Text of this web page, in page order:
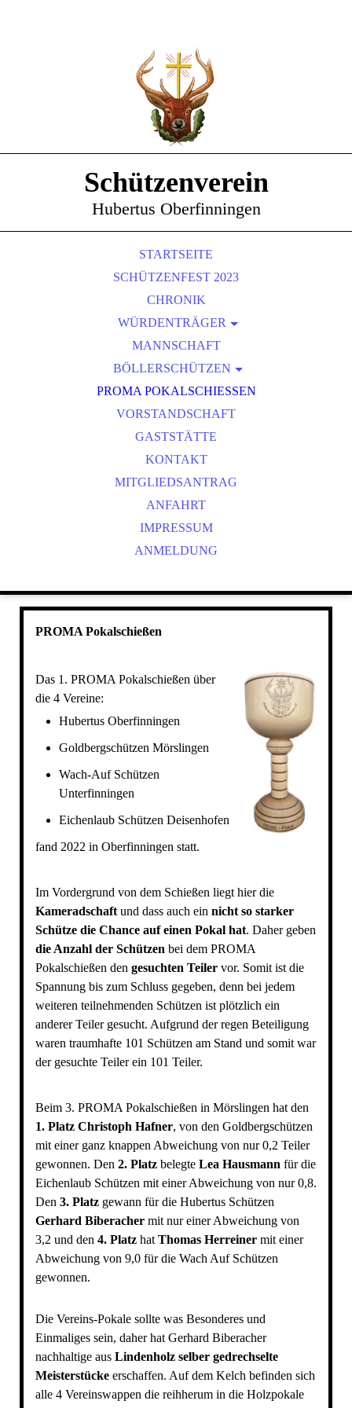
Schützenverein
Hubertus Oberfinningen
STARTSEITE
SCHÜTZENFEST 2023
CHRONIK
WÜRDENTRÄGER
SCHÜTZENKÖNIGE
VEREINSMEISTER
MANNSCHAFT
BÖLLERSCHÜTZEN
OKTOBERFEST & BÖLLERSCHIESSEN
BILDER HUBERTUSMESSE
VIDEO NEUJAHRSBÖLLERN
BILDER BÖLLER
PROMA POKALSCHIESSEN
VORSTANDSCHAFT
GASTSTÄTTE
KONTAKT
MITGLIEDSANTRAG
ANFAHRT
IMPRESSUM
ANMELDUNG
PROMA Pokalschießen
Das 1. PROMA Pokalschießen über
die 4 Vereine:
Hubertus Oberfinningen
Goldbergschützen Mörslingen
Wach-Auf Schützen
Unterfinningen
Eichenlaub Schützen Deisenhofen
fand 2022 in Oberfinningen statt.
Im Vordergrund von dem Schießen liegt hier die
Kameradschaftund dass auch ein nicht so starker
Schütze die Chance auf einen Pokal hat. Daher geben
die Anzahl der Schützen bei dem PROMA
Pokalschießen den gesuchten Teilervor. Somit ist die
Spannung bis zum Schluss gegeben, denn bei jedem
weiteren teilnehmenden Schützen ist plötzlich ein
anderer Teiler gesucht. Aufgrund der regen Beteiligung
waren traumhafte 101 Schützen am Stand und somit war
der gesuchte Teiler ein 101 Teiler.
Beim 3. PROMA Pokalschießen in Mörslingen hat den
1. Platz Christoph Hafner, von den Goldbergschützen
mit einer ganz knappen Abweichung von nur 0,2 Teiler
gewonnen. Den 2. Platzbelegte Lea Hausmann für die
Eichenlaub Schützen mit einer Abweichung von nur 0,8.
Den 3. Platzgewann für die Hubertus Schützen
Gerhard Biberachermit nur einer Abweichung von
3,2 und den 4. Platzhat Thomas Herreinermit einer
Abweichung von 9,0 für die Wach Auf Schützen
gewonnen.
Die Vereins-Pokale sollte was Besonderes und
Einmaliges sein, daher hat Gerhard Biberacher
nachhaltige aus Lindenholz selber gedrechselte
Meisterstückeerschaffen. Auf dem Kelch befinden sich
alle 4 Vereinswappen die reihherum in die Holzpokale